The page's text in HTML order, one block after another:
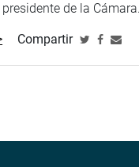
presidente de la
Compartir